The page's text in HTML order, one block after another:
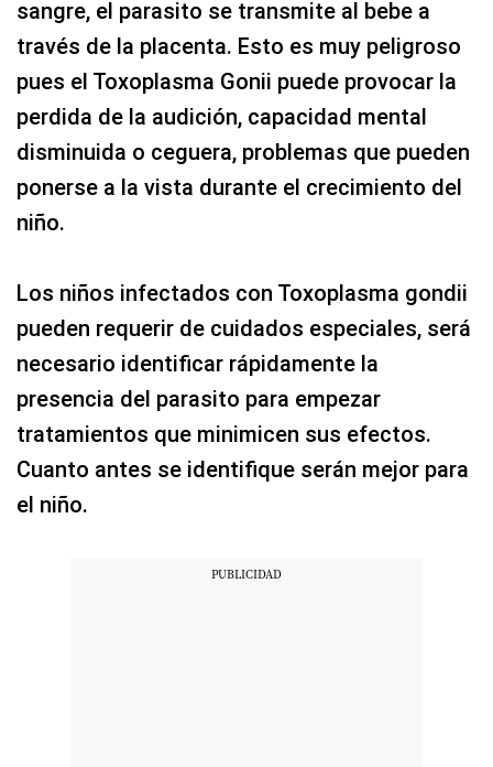
sangre, el parasito se transmite al bebe a
través de la placenta. Esto es muy peligroso
pues el Toxoplasma Gonii puede provocar la
perdida de la audición, capacidad mental
disminuida o ceguera, problemas que pueden
ponerse a la vista durante el crecimiento del
niño.
Los niños infectados con Toxoplasma gondii
pueden requerir de cuidados especiales, será
necesario identificar rápidamente la
presencia del parasito para empezar
tratamientos que minimicen sus efectos.
Cuanto antes se identifique serán mejor para
el niño.